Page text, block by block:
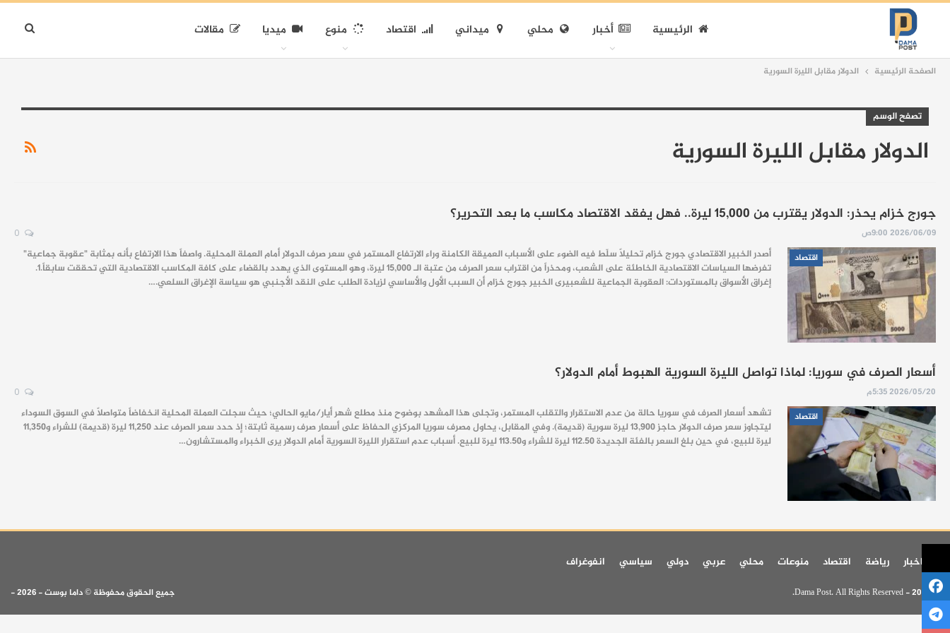
الرئيسية أخبار محلي ميداني اقتصاد منوع ميديا مقالات
الصفحة الرئيسية الدولار مقابل الليرة السورية
تصفح الوسم
الدولار مقابل الليرة السورية
جورج خزام يحذر: الدولار يقترب من 15,000 ليرة.. فهل يفقد الاقتصاد مكاسب ما بعد التحرير؟
2026/06/09 9:00ص
اقتصاد
​أصدر الخبير الاقتصادي جورج خزام تحليلاً سلّط فيه الضوء على الأسباب العميقة الكامنة وراء الارتفاع المستمر في سعر صرف الدولار أمام العملة المحلية. واصفاً هذا الارتفاع بأنه بمثابة "عقوبة جماعية"
تفرضها السياسات الاقتصادية الخاطئة على الشعب، ومحذراً من اقتراب سعر الصرف من عتبة الـ 15,000 ليرة، وهو المستوى الذي يهدد بالقضاء على كافة المكاسب الاقتصادية التي تحققت سابقاً. ​1.
إغراق الأسواق بالمستوردات: العقوبة الجماعية للشعب ​يرى الخبير جورج خزام أن السبب الأول والأساسي لزيادة الطلب على النقد الأجنبي هو سياسة الإغراق السلعي.…
أسعار الصرف في سوريا: لماذا تواصل الليرة السورية الهبوط أمام الدولار؟
2026/05/20 5:35م
اقتصاد
تشهد أسعار الصرف في سوريا حالة من عدم الاستقرار والتقلب المستمر، وتجلى هذا المشهد بوضوح منذ مطلع شهر أيار/مايو الحالي؛ حيث سجلت العملة المحلية انخفاضاً متواصلاً في السوق السوداء
ليتجاوز سعر صرف الدولار حاجز 13,900 ليرة سورية (قديمة). وفي المقابل، يحاول مصرف سوريا المركزي الحفاظ على أسعار صرف رسمية ثابتة؛ إذ حدد سعر الصرف عند 11,250 ليرة (قديمة) للشراء و11,350
ليرة للبيع، في حين بلغ السعر بالفئة الجديدة 112.50 ليرة للشراء و113.50 ليرة للبيع. أسباب عدم استقرار الليرة السورية أمام الدولار يرى الخبراء والمستشارون…
اخر اخبار رياضة اقتصاد منوعات محلي عربي دولي سياسي انفوغراف
© 2026 - Dama Post. All Rights Reserved. جميع الحقوق محفوظة © داما بوست - 2026 -